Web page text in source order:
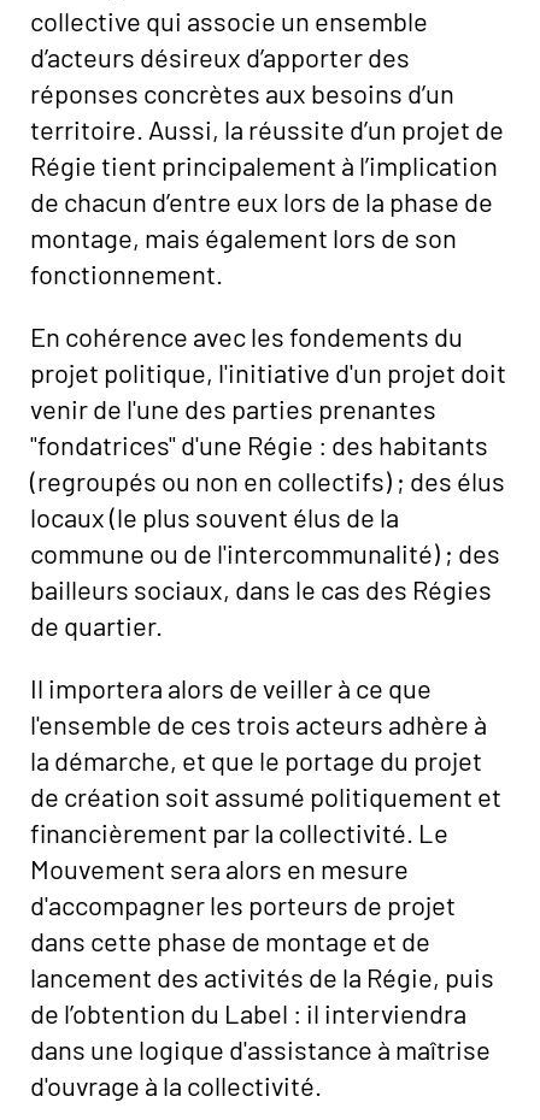
collective qui associe un ensemble
d’acteurs désireux d’apporter des
réponses concrètes aux besoins d’un
territoire. Aussi, la réussite d’un projet de
Régie tient principalement à l’implication
de chacun d’entre eux lors de la phase de
montage, mais également lors de son
fonctionnement.
En cohérence avec les fondements du
projet politique, l'initiative d'un projet doit
venir de l'une des parties prenantes
"fondatrices" d'une Régie : des habitants
(regroupés ou non en collectifs) ; des élus
locaux (le plus souvent élus de la
commune ou de l'intercommunalité) ; des
bailleurs sociaux, dans le cas des Régies
de quartier.
Il importera alors de veiller à ce que
l'ensemble de ces trois acteurs adhère à
la démarche, et que le portage du projet
de création soit assumé politiquement et
financièrement par la collectivité. Le
Mouvement sera alors en mesure
d'accompagner les porteurs de projet
dans cette phase de montage et de
lancement des activités de la Régie, puis
de l’obtention du Label : il interviendra
dans une logique d'assistance à maîtrise
d'ouvrage à la collectivité.